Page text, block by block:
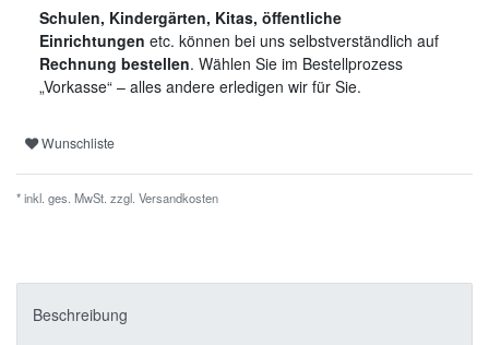
Schulen, Kindergärten, Kitas, öffentliche
Einrichtungen etc. können bei uns selbstverständlich auf
Rechnung bestellen. Wählen Sie im Bestellprozess
„Vorkasse“ – alles andere erledigen wir für Sie.
Wunschliste
* inkl. ges. MwSt. zzgl. Versandkosten
Beschreibung